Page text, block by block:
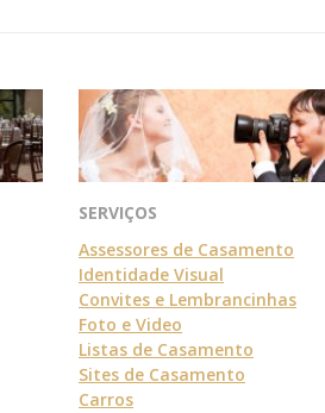
SERVIÇOS
Assessores de Casamento
Identidade Visual
Convites e Lembrancinhas
Foto e Video
Listas de Casamento
Sites de Casamento
Carros